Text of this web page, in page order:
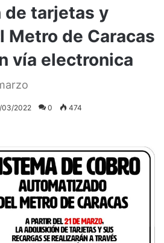
tarjetas y
Metro de Caracas
vía electronica
03/2022 0 474